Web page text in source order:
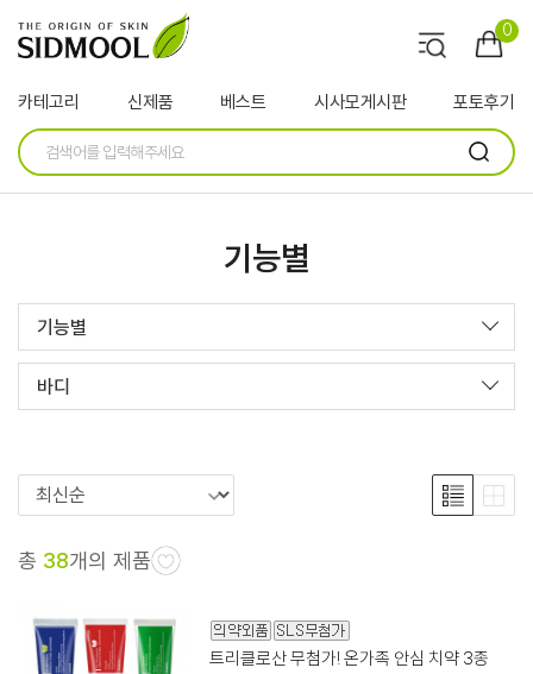
0
카테고리 신제품 베스트 시사모게시판 포토후기
기능별
기능별
바디
총 38개의 제품
트리클로산 무첨가! 온가족 안심 치약 3종